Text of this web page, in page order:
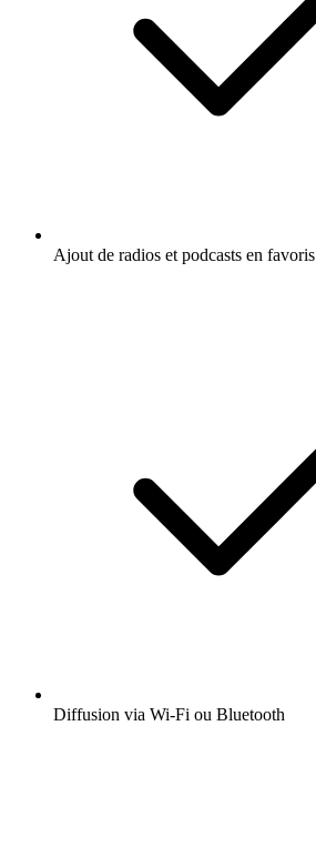
Ajout de radios et podcasts en favoris
Diffusion via Wi-Fi ou Bluetooth